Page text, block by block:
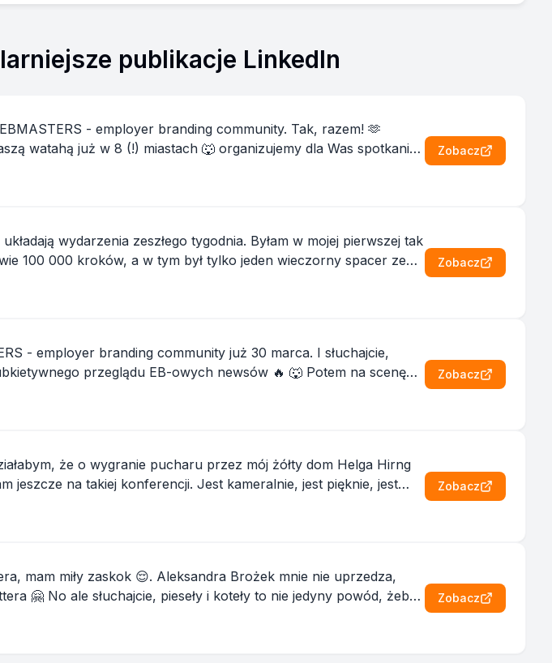
publikacje LinkedIn
- employer branding community. Tak, razem! 🫶
watahą już w 8 (!) miastach 🐺 organizujemy dla Was spotkania,
Zobacz
wydarzenia zeszłego tygodnia. Byłam w mojej pierwszej tak
100 000 kroków, a w tym był tylko jeden wieczorny spacer ze
Zobacz
- employer branding community już 30 marca. I słuchajcie,
Zobacz
Zobacz
mam miły zaskok 😌. Aleksandra Brożek mnie nie uprzedza,
żeby
Zobacz